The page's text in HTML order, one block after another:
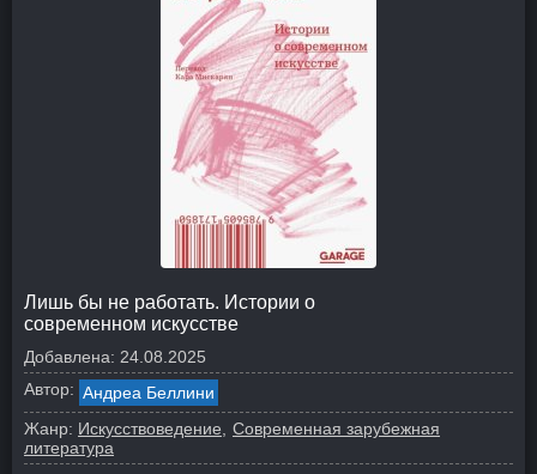
Лишь бы не работать. Истории о
современном искусстве
Добавлена: 24.08.2025
Автор: Андреа Беллини
Жанр: Искусствоведение
Современная зарубежная
литература